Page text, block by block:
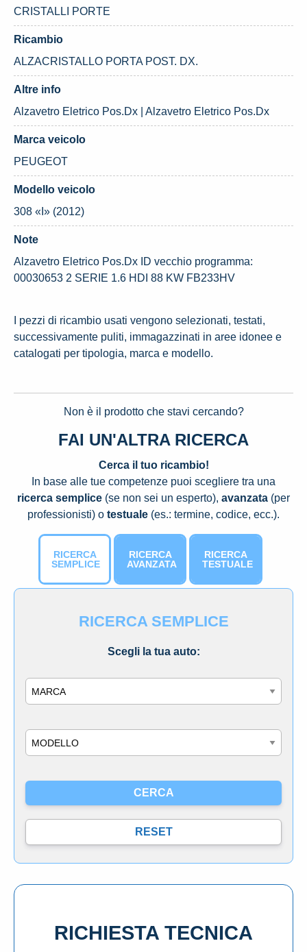
CRISTALLI PORTE
Ricambio
ALZACRISTALLO PORTA POST. DX.
Altre info
Alzavetro Eletrico Pos.Dx | Alzavetro Eletrico Pos.Dx
Marca veicolo
PEUGEOT
Modello veicolo
308 «I» (2012)
Note
Alzavetro Eletrico Pos.Dx ID vecchio programma:
00030653 2 SERIE 1.6 HDI 88 KW FB233HV
I pezzi di ricambio usati vengono selezionati, testati,
successivamente puliti, immagazzinati in aree idonee e
catalogati per tipologia, marca e modello.
Non è il prodotto che stavi cercando?
FAI UN'ALTRA RICERCA
Cerca il tuo ricambio!
In base alle tue competenze puoi scegliere tra una
ricerca semplice (se non sei un esperto), avanzata (per
professionisti) o testuale (es.: termine, codice, ecc.).
RICERCA
SEMPLICE
RICERCA
AVANZATA
RICERCA
TESTUALE
RICERCA SEMPLICE
Scegli la tua auto:
RICHIESTA TECNICA